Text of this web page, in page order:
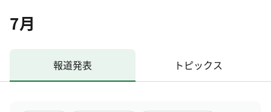
7月
報道発表 トピックス